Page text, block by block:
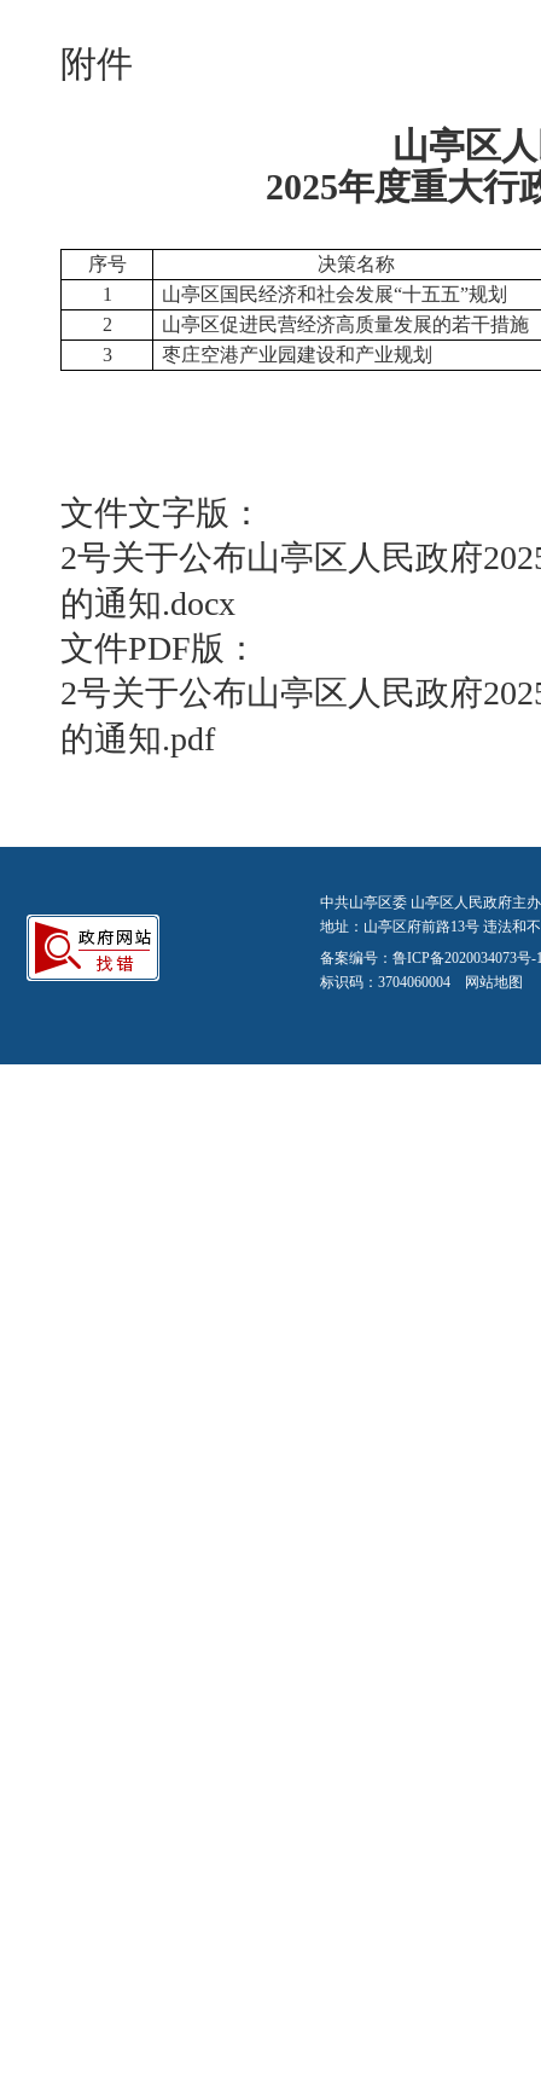
附件
山亭区
2025年度重大行
序号
决策名称
1
山亭区国民经济和社会发展“十五五”规划
2
山亭区促进民营经济高质量发展的若干措施
3
枣庄空港产业园建设和产业规划
文件文字版：
2号关于公布山亭区人民政府
的通知.docx
文件PDF版：
2号关于公布山亭区人民政府
的通知.pdf
中共山亭区委 山亭区人民政府主
地址：山亭区府前路13号 违法和
备案编号： 鲁ICP备2020034073号-
标识码：3704060004 网站地图